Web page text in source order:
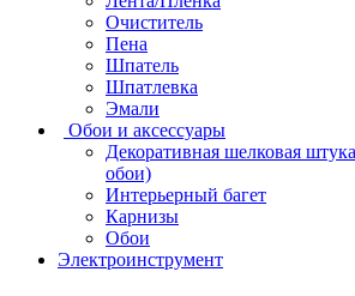
Очиститель
Пена
Шпатель
Шпатлевка
Эмали
Обои и аксессуары
Декоративная шелковая
обои)
Интерьерный багет
Карнизы
Обои
Электроинструмент